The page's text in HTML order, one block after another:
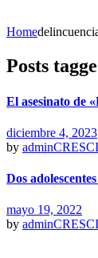
Home
Posts
El asesinato de
diciembre 4, 2023
by
Dos
mayo 19, 2022
by